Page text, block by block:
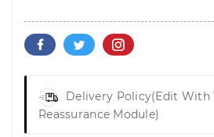
Delivery Policy(edit With
Reassurance Module)